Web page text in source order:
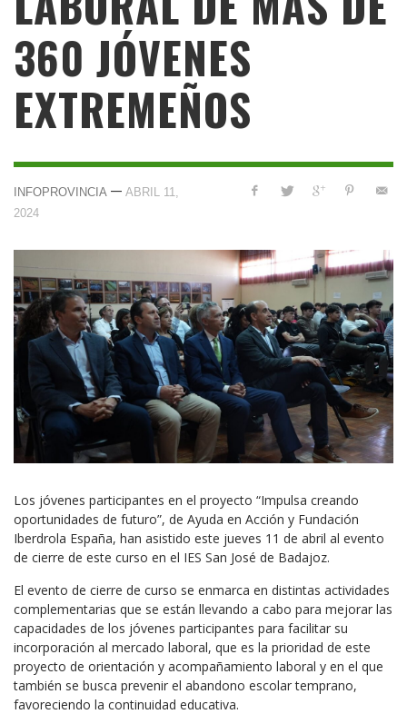
360 JÓVENES
EXTREMEÑOS
INFOPROVINCIA — ABRIL 11,
2024
Los jóvenes participantes en el proyecto “Impulsa creando
oportunidades de futuro”, de Ayuda en Acción y Fundación
Iberdrola España, han asistido este jueves 11 de abril al evento
de cierre de este curso en el IES San José de Badajoz.
El evento de cierre de curso se enmarca en distintas actividades
complementarias que se están llevando a cabo para mejorar las
capacidades de los jóvenes participantes para facilitar su
incorporación al mercado laboral, que es la prioridad de este
proyecto de orientación y acompañamiento laboral y en el que
también se busca prevenir el abandono escolar temprano,
favoreciendo la continuidad educativa.